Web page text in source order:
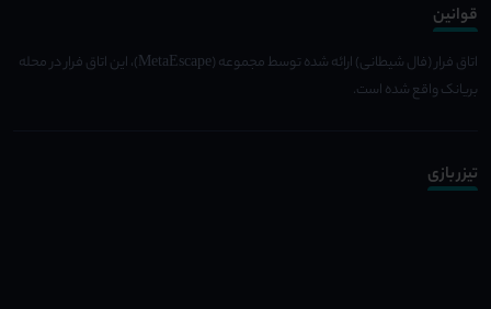
قوانین
اتاق فرار (فال شیطانی) ارائه شده توسط مجموعه (MetaEscape)، این اتاق فرار در محله
بریانک واقع شده است.
تیزر بازی